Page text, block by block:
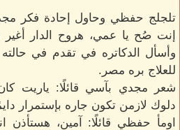
تلجلج حفظي وحاول إحادة فكر
إنت صُح يا عمي، هروح الدار
وأسأل الدكاتره في تقدم في
للعلاج بره مصر.
شعر مجدي بآسي قائلًا: ياريت كان
دلوك لازمن تكون جاره بإستمرار
اومأ حفظي قائلًا: آمين، هستأذن